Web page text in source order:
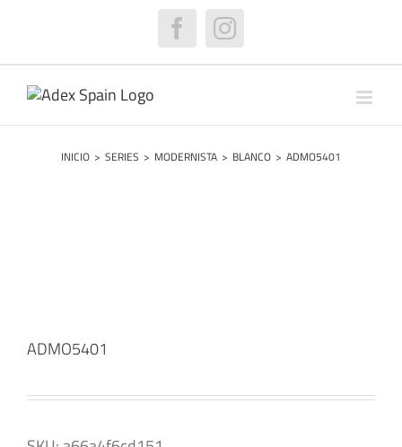
FacebookInstagram
INICIO > SERIES > MODERNISTA > BLANCO > ADMO5401
ADMO5401